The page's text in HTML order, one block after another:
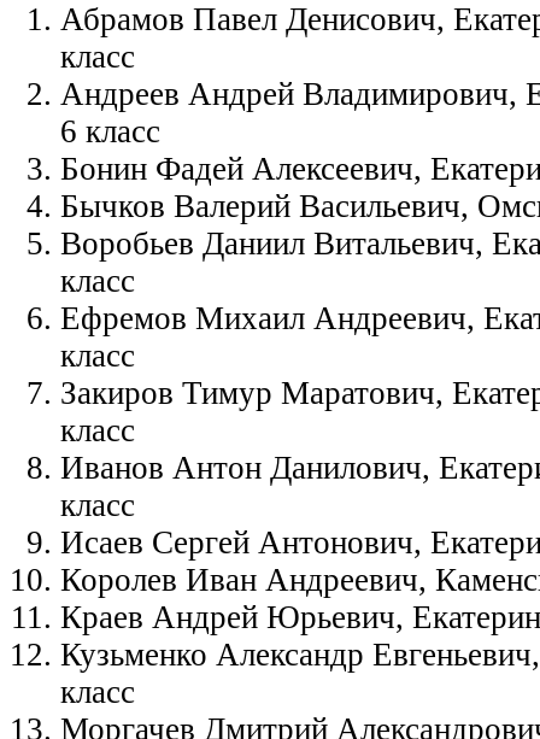
Абрамов Павел Денисович,
класс
Андреев Андрей Владимирович,
6 класс
Бонин Фадей Алексеевич,
Бычков Валерий Васильевич,
Воробьев Даниил Витальевич,
класс
Ефремов Михаил Андреевич,
класс
Закиров Тимур Маратович,
класс
Иванов Антон Данилович,
класс
Исаев Сергей Антонович,
Королев Иван Андреевич,
Краев Андрей Юрьевич,
Кузьменко Александр
класс
Моргачев Дмитрий